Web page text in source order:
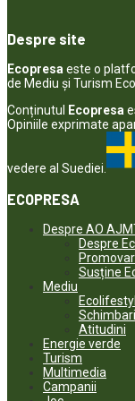
Despre site
Ecopresa este o
de Mediu și Turism
Conținutul
Ecopresa
Opiniile exprimate
vedere al Suediei.
ECOPRESA
Despre AO
Despre
Susține
Mediu
Atitudini
Energie verde
Turism
Multimedia
Campanii